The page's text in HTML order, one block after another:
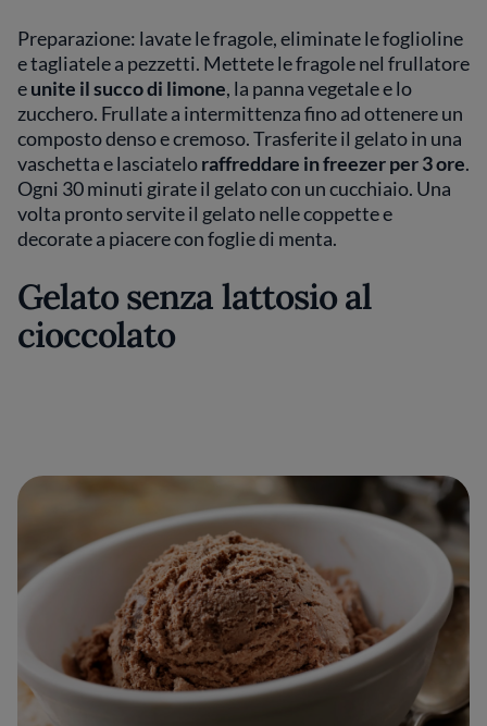
Preparazione: lavate le fragole, eliminate le foglioline
e tagliatele a pezzetti. Mettete le fragole nel frullatore
eunite il succo di limone, la panna vegetale e lo
zucchero. Frullate a intermittenza fino ad ottenere un
composto denso e cremoso. Trasferite il gelato in una
vaschetta e lasciateloraffreddare in freezer per 3 ore.
Ogni 30 minuti girate il gelato con un cucchiaio. Una
volta pronto servite il gelato nelle coppette e
decorate a piacere con foglie di menta.
Gelato senza lattosio al
cioccolato